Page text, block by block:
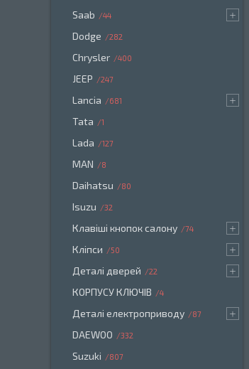
Saab 44
Dodge 282
Chrysler 400
JEEP 247
Lancia 681
Tata 1
Lada 127
MAN 8
Daihatsu 80
Isuzu 32
Клавіші кнопок салону 74
Кліпси 50
Деталі дверей 22
КОРПУСУ КЛЮЧІВ 4
Деталі електроприводу 87
DAEWOO 332
Suzuki 807